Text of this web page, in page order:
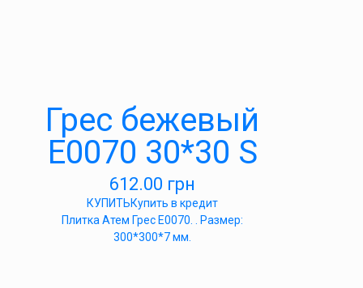
Грес бежевый
E0070 30*30 S
612.00 грн
КУПИТЬКупить в кредит
Плитка Атем Грес Е0070. . Размер:
300*300*7 мм.